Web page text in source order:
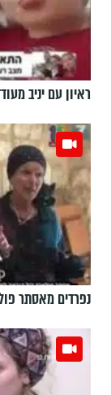
ראיון עם יניב
נפרדים מאסתר